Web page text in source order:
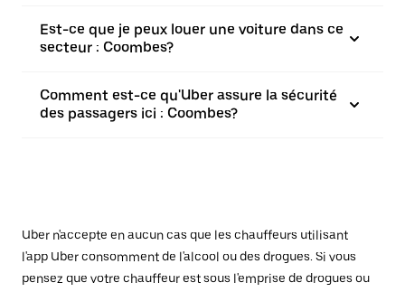
Est-ce que je peux louer une voiture dans ce
secteur : Coombes?
Comment est-ce qu'Uber assure la sécurité
des passagers ici : Coombes?
Uber n'accepte en aucun cas que les chauffeurs utilisant
l'app Uber consomment de l'alcool ou des drogues. Si vous
pensez que votre chauffeur est sous l'emprise de drogues ou